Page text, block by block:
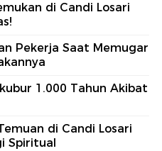
di Candi Losari
Pekerja Saat Memugar
1.000 Tahun Akibat
di Candi Losari
Spiritual